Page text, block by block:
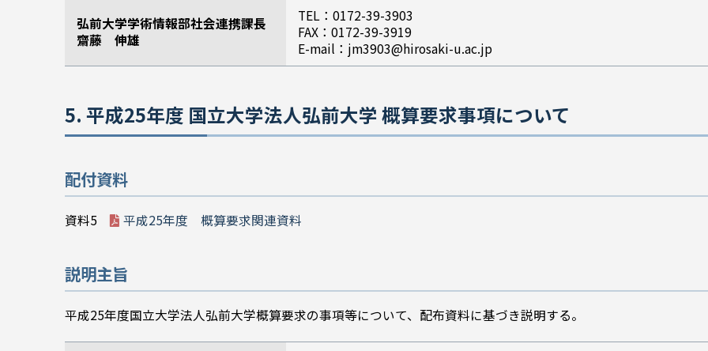
弘前大学学術情報部社会連携課長
齋藤 伸雄
TEL：0172-39-3903
FAX：0172-39-3919
E-mail：jm3903@hirosaki-u.ac.jp
5. 平成25年度 国立大学法人弘前大学 概算要求事項について
配付資料
資料5 平成25年度 概算要求関連資料
説明主旨
平成25年度国立大学法人弘前大学概算要求の事項等について、配布資料に基づき説明する。